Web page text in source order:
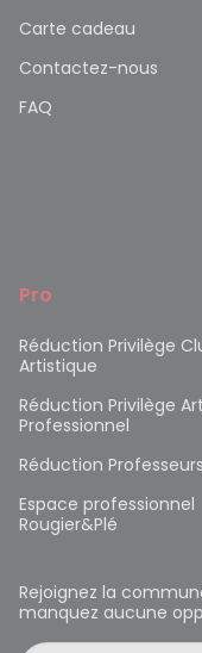
Carte cadeau
Contactez-nous
FAQ
Pro
Réduction Privilège
Artistique
Réduction Privilège
Professionnel
Réduction Professeurs
Espace professionnel
Rougier&Plé
Rejoignez la
manquez aucune